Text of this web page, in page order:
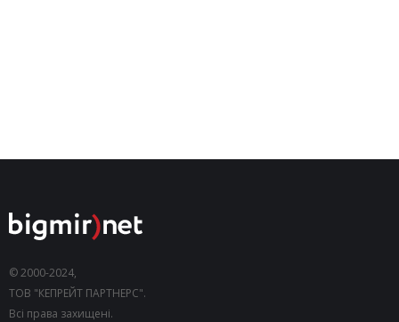
© 2000-2024,
ТОВ "КЕПРЕЙТ ПАРТНЕРС".
Всі права захищені.